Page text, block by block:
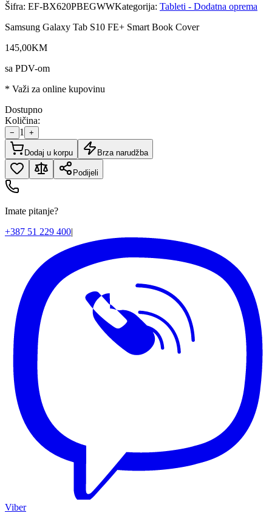
Šifra: EF-BX620PBEGWWKategorija: Tableti - Dodatna oprema
Samsung Galaxy Tab S10 FE+ Smart Book Cover
145,00KM
sa PDV-om
* Važi za online kupovinu
Dostupno
Količina:
− 1 +
Dodaj u korpu Brza narudžba
Podijeli
Imate pitanje?
+387 51 229 400|
Viber